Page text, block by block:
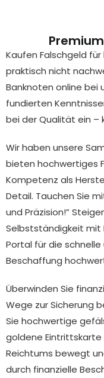
Kaufen Falschgeld
praktisch nicht
Banknoten online bei
fundierten
bei der Qualität ein –
Wir haben unsere
bieten hochwertiges
Kompetenz als
Detail. Tauchen Sie
und Präzision!”
Selbstständigkeit mit
Portal für die
Beschaffung
Überwinden Sie
Wege zur Sicherung
Sie hochwertige
goldene Eintrittskarte
Reichtums bewegt
durch finanzielle